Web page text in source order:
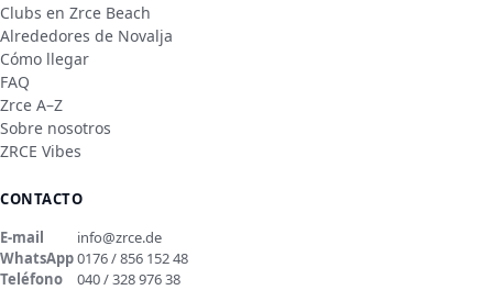
Clubs en Zrce Beach
Alrededores de Novalja
Cómo llegar
FAQ
Zrce A–Z
Sobre nosotros
ZRCE Vibes
CONTACTO
E-mail
info@zrce.de
WhatsApp0176 / 856 152 48
Teléfono
040 / 328 976 38